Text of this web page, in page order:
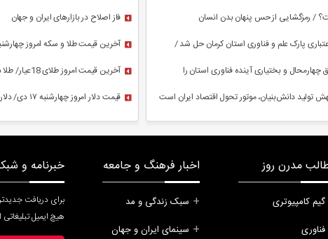
از حس پنهان بدن انسان
پارک علم و فناوری استان کرمان حل شد /
چهارمحال و بختیاری آینده فناوری استان را
تولید دانش‌بنیان، موتور تحول اقتصاد ایران است
فاز اصلاح در بازارهای ایران و جهان
آخرین قیمت طلا و سکه امروز چهارشنبه 17دی/ کاهش قیمت ها +
آخرین قیمت امروز طلای 18عیار/ طلا دوباره 16میلیونی شد + جدول
قیمت دلار امروز چهارشنبه ۱۷ دی/ دلار ۱۴۸ هزار‌ تومان شد + جدول
مدرن روز
گیم کامپیوتری
فناوری
اخبار فرهنگ و جامعه
سبک زندگی و مد
سینمای ایران و جهان
خبرنامه و
برای دریافت
هیچ ایمیل